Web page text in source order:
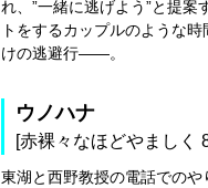
れ、”一緒に逃げよう”と提案
トをするカップルのような
けの逃避行――。
ウノハナ
[赤裸々なほどやましく
東湖と西野教授の電話でのや